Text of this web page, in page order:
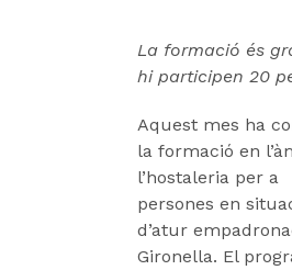
La formació és
hi participen 20
Aquest mes ha
la formació en
l’hostaleria per a
persones en
d’atur
Gironella. El